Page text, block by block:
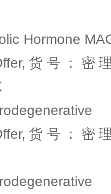
Hormone
货号：密
货号：密